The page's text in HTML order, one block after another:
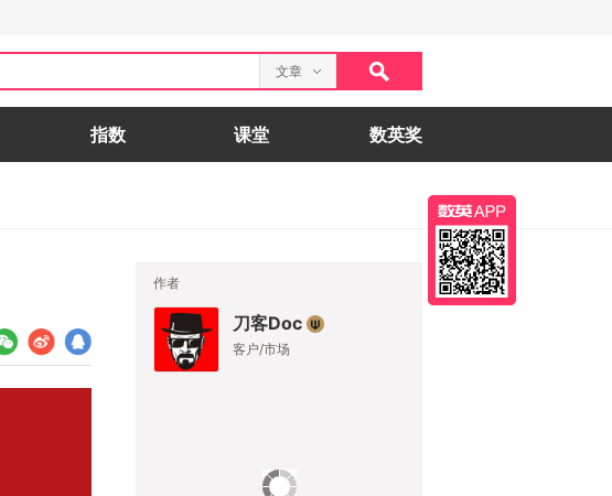
文章
指数 课堂 数英奖
作者
刀客Doc
客户/市场